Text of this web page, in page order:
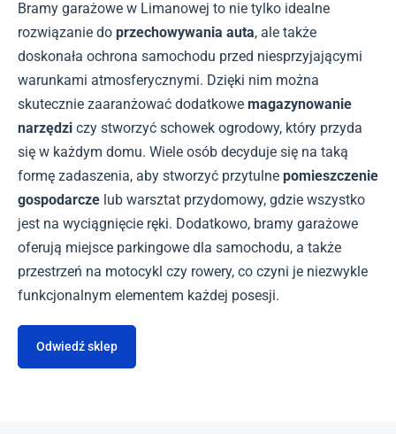
Bramy garażowe w Limanowej to nie tylko idealne
rozwiązanie do przechowywania auta, ale także
doskonała ochrona samochodu przed niesprzyjającymi
warunkami atmosferycznymi. Dzięki nim można
skutecznie zaaranżować dodatkowe magazynowanie
narzędzi czy stworzyć schowek ogrodowy, który przyda
się w każdym domu. Wiele osób decyduje się na taką
formę zadaszenia, aby stworzyć przytulne pomieszczenie
gospodarcze lub warsztat przydomowy, gdzie wszystko
jest na wyciągnięcie ręki. Dodatkowo, bramy garażowe
oferują miejsce parkingowe dla samochodu, a także
przestrzeń na motocykl czy rowery, co czyni je niezwykle
funkcjonalnym elementem każdej posesji.
Odwiedź sklep